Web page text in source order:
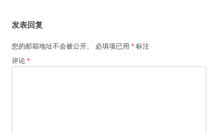
航
发表回复
您的邮箱地址不会被公开。 必填项已用 * 标注
评论 *